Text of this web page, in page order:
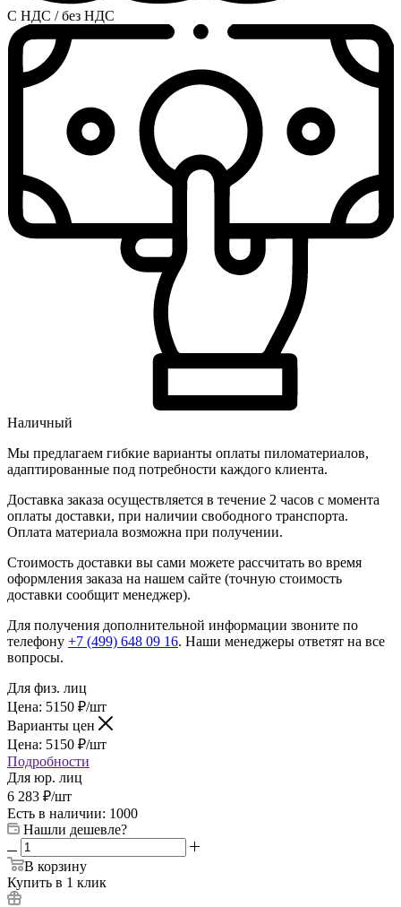
С НДС / без НДС
Наличный
Мы предлагаем гибкие варианты оплаты пиломатериалов,
адаптированные под потребности каждого клиента.
Доставка заказа осуществляется в течение 2 часов с момента
оплаты доставки, при наличии свободного транспорта.
Оплата материала возможна при получении.
Стоимость доставки вы сами можете рассчитать во время
оформления заказа на нашем сайте (точную стоимость
доставки сообщит менеджер).
Для получения дополнительной информации звоните по
телефону +7 (499) 648 09 16. Наши менеджеры ответят на все
вопросы.
Для физ. лиц
Цена: 5150 ₽/шт
Варианты цен
Цена: 5150 ₽/шт
Подробности
Для юр. лиц
6 283 ₽/шт
Есть в наличии: 1000
Нашли дешевле?
В корзину
Купить в 1 клик